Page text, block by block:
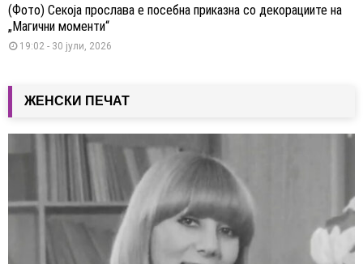
(Фото) Секоја прослава е посебна приказна со декорациите на
„Магични моменти“
19:02 - 30 јули, 2026
ЖЕНСКИ ПЕЧАТ